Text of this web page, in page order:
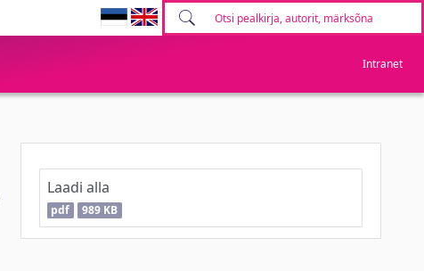
Intranet
Laadi alla
pdf 989 KB